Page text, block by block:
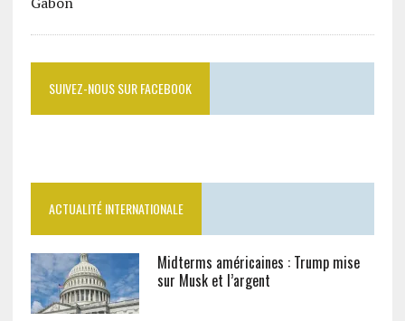
SUIVEZ-NOUS SUR FACEBOOK
ACTUALITÉ INTERNATIONALE
Midterms américaines : Trump mise
sur Musk et l’argent